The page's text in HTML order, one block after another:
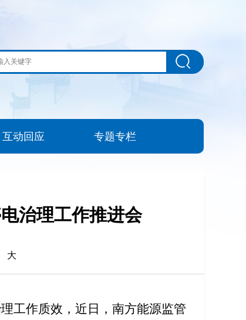
互动回应 专题专栏
治理工作推进会
大
工作质效，近日，南方能源监管